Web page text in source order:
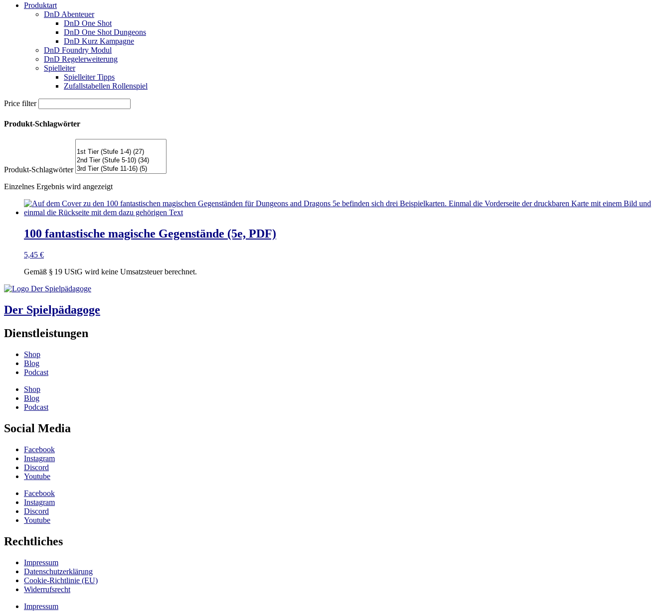
Produktart
DnD Abenteuer
DnD One Shot
DnD One Shot Dungeons
DnD Kurz Kampagne
DnD Foundry Modul
DnD Regelerweiterung
Spielleiter
Spielleiter Tipps
Zufallstabellen Rollenspiel
Price filter
Produkt-Schlagwörter
Produkt-Schlagwörter
Einzelnes Ergebnis wird angezeigt
100 fantastische magische Gegenstände (5e, PDF)
5,45 €
Gemäß § 19 UStG wird keine Umsatzsteuer berechnet.
Der Spielpädagoge
Dienstleistungen
Shop
Blog
Podcast
Shop
Blog
Podcast
Social Media
Facebook
Instagram
Discord
Youtube
Facebook
Instagram
Discord
Youtube
Rechtliches
Impressum
Datenschutzerklärung
Cookie-Richtlinie (EU)
Widerrufsrecht
Impressum